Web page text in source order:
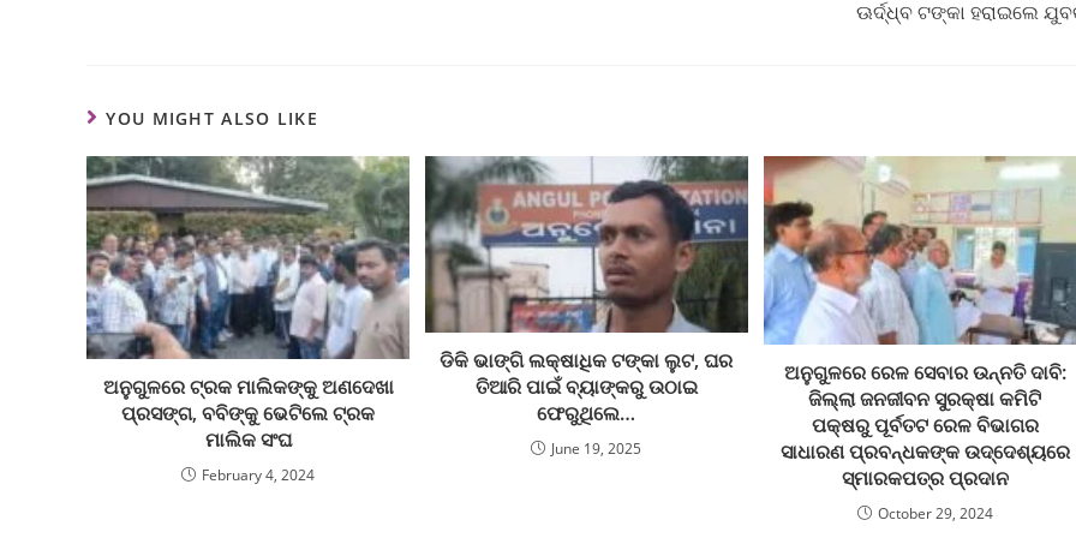
ଊର୍ଦ୍ଧ୍ବ ଟଙ୍କା ହରାଇଲେ
YOU MIGHT ALSO LIKE
ଅନୁଗୁଳରେ ଟ୍ରକ ମାଲିକଙ୍କୁ ଅଣଦେଖା
ପ୍ରସଙ୍ଗ, ବବିଙ୍କୁ ଭେଟିଲେ ଟ୍ରକ
ମାଲିକ ସଂଘ
February 4, 2024
ଡିକି ଭାଙ୍ଗି ଲକ୍ଷାଧିକ ଟଙ୍କା ଲୁଟ, ଘର
ତିଆରି ପାଇଁ ବ୍ୟାଙ୍କରୁ ଉଠାଇ
ଫେରୁଥିଲେ…
June 19, 2025
ଅନୁଗୁଳରେ ରେଳ ସେବାର ଉନ୍ନତି ଦାବି:
ଜିଲ୍ଲା ଜନଜୀବନ ସୁରକ୍ଷା କମିଟି
ପକ୍ଷରୁ ପୂର୍ବତଟ ରେଳ ବିଭାଗର
ସାଧାରଣ ପ୍ରବନ୍ଧକଙ୍କ ଉଦ୍ଦେଶ୍ୟରେ
ସ୍ମାରକପତ୍ର ପ୍ରଦାନ
October 29, 2024